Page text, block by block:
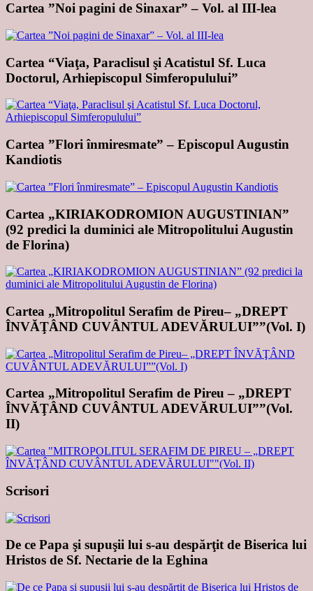
Cartea ”Noi pagini de Sinaxar” – Vol. al III-lea
Cartea “Viaţa, Paraclisul şi Acatistul Sf. Luca
Doctorul, Arhiepiscopul Simferopulului”
Cartea ”Flori înmiresmate” – Episcopul Augustin
Kandiotis
Cartea „KIRIAKODROMION AUGUSTINIAN”
(92 predici la duminici ale Mitropolitului Augustin
de Florina)
Cartea „Mitropolitul Serafim de Pireu– „DREPT
ÎNVĂŢÂND CUVÂNTUL ADEVĂRULUI””(Vol. I)
Cartea „Mitropolitul Serafim de Pireu – „DREPT
ÎNVĂŢÂND CUVÂNTUL ADEVĂRULUI””(Vol.
II)
Scrisori
De ce Papa şi supuşii lui s-au despărţit de Biserica lui
Hristos de Sf. Nectarie de la Eghina